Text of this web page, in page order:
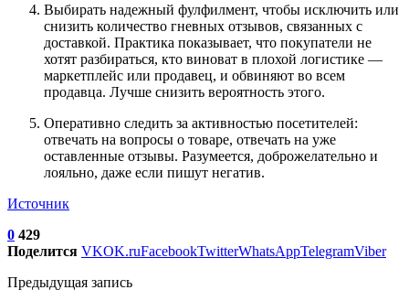
Выбирать надежный фулфилмент, чтобы исключить или
снизить количество гневных отзывов, связанных с
доставкой. Практика показывает, что покупатели не
хотят разбираться, кто виноват в плохой логистике —
маркетплейс или продавец, и обвиняют во всем
продавца. Лучше снизить вероятность этого.
Оперативно следить за активностью посетителей:
отвечать на вопросы о товаре, отвечать на уже
оставленные отзывы. Разумеется, доброжелательно и
лояльно, даже если пишут негатив.
Источник
0 429
Поделится VKOK.ruFacebookTwitterWhatsAppTelegramViber
Предыдущая запись